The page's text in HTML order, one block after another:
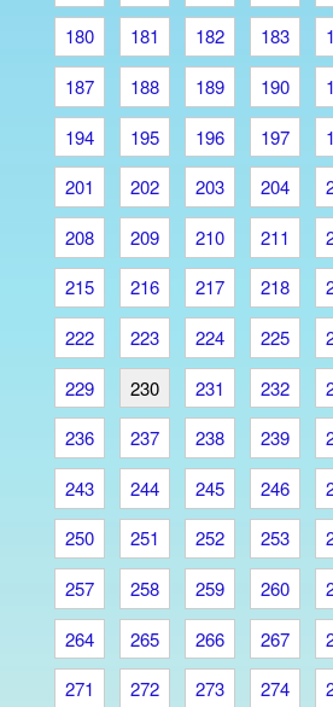
180
181 182 183
187
188 189 190
194
195 196 197
201
202 203 204
208
209 210 211
215
216 217 218
222
223 224 225
229
230 231 232
236
237 238 239
243
244 245 246
250
251 252 253
257
258 259 260
264
265 266 267
271
272 273 274